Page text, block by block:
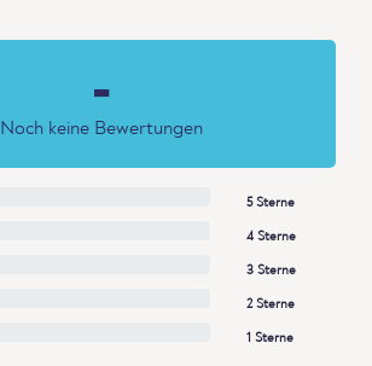
-
Noch keine Bewertungen
5 Sterne
4 Sterne
3 Sterne
2 Sterne
1 Sterne